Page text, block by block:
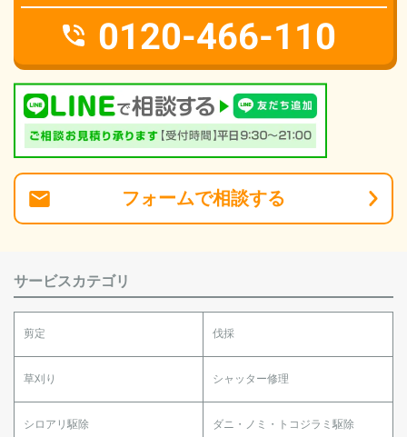
0120-466-110
フォームで相談する
サービスカテゴリ
剪定 伐採
草刈り シャッター修理
シロアリ駆除 ダニ・ノミ・トコジラミ駆除